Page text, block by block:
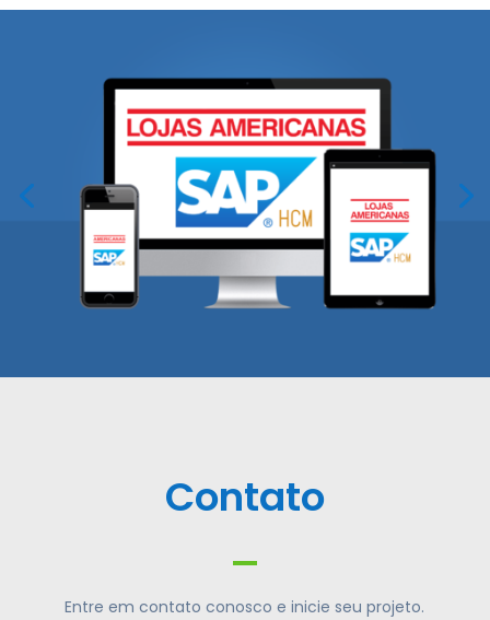
Contato
Entre em contato conosco e inicie seu projeto.